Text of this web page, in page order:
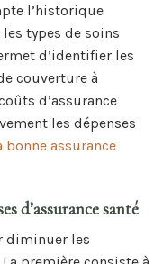
l’historique
types de soins
d’identifier les
couverture à
d’assurance
les dépenses
assurance
d’assurance santé
diminuer les